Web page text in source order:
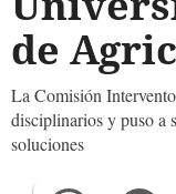
de
La Comisión
disciplinarios y puso a
soluciones